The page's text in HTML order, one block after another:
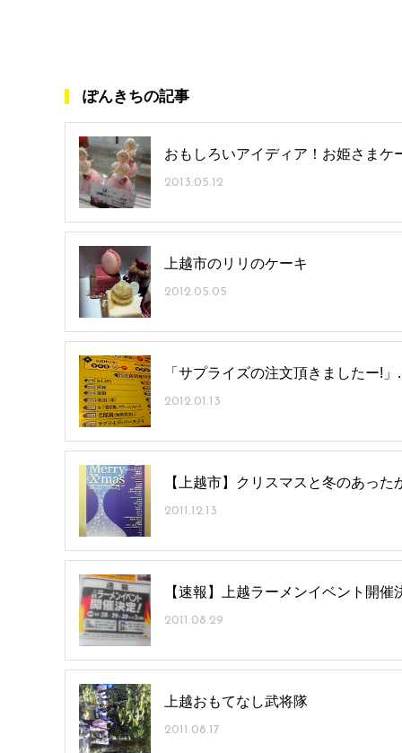
ぽんきちの記事
おもしろいアイディア！お姫さまケ
2013.05.12
上越市のリリのケーキ
2012.05.05
「サプライズの注文頂きましたー!」
2012.01.13
【上越市】クリスマスと冬のあった
2011.12.13
【速報】上越ラーメンイベント開催
2011.08.29
上越おもてなし武将隊
2011.08.17